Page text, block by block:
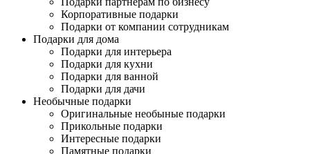
Корпоративные подарки
Подарки от компании сотрудникам
Подарки для дома
Подарки для интерьера
Подарки для кухни
Подарки для ванной
Подарки для дачи
Необычные подарки
Оригинальные необыные подарки
Прикольные подарки
Интересные подарки
Памятные подарки